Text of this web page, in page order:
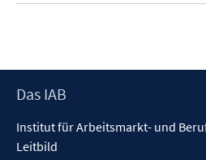
Footer
Das IAB
Institut für Arbeitsmarkt- und
Leitbild